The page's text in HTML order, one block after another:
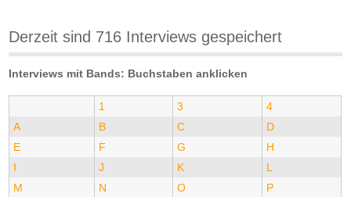
Derzeit sind 716 Interviews gespeichert
Interviews mit Bands: Buchstaben anklicken
1 3
4
A
B C
D
E
F G
H
I
J K
L
M
N O
P